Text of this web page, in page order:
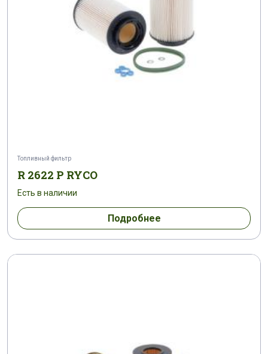
Топливный фильтр
R 2622 P RYCO
Есть в наличии
Подробнее